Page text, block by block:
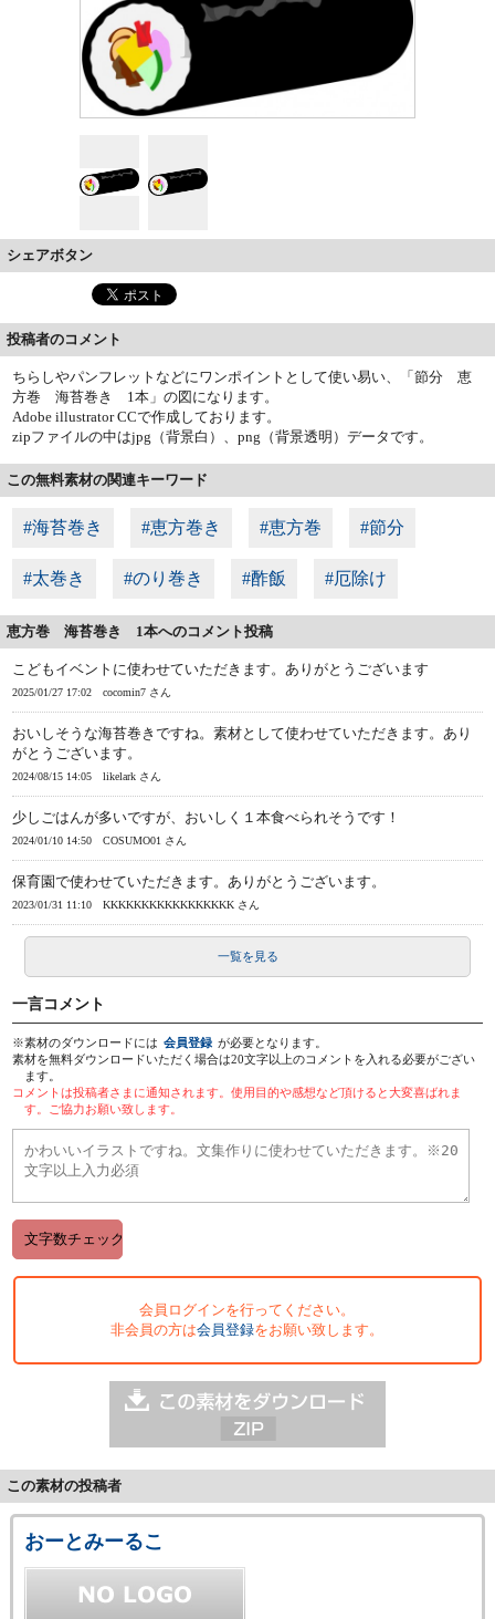
シェアボタン
投稿者のコメント
ちらしやパンフレットなどにワンポイントとして使い易い、「節分 恵
方巻 海苔巻き 1本」の図になります。
Adobe illustrator CCで作成しております。
zipファイルの中はjpg（背景白）、png（背景透明）データです。
この無料素材の関連キーワード
#海苔巻き #恵方巻き #恵方巻 #節分
#太巻き #のり巻き #酢飯 #厄除け
恵方巻 海苔巻き 1本へのコメント投稿
こどもイベントに使わせていただきます。ありがとうございます
2025/01/27 17:02 cocomin7 さん
おいしそうな海苔巻きですね。素材として使わせていただきます。あり
がとうございます。
2024/08/15 14:05 likelark さん
少しごはんが多いですが、おいしく１本食べられそうです！
2024/01/10 14:50 COSUMO01 さん
保育園で使わせていただきます。ありがとうございます。
2023/01/31 11:10 KKKKKKKKKKKKKKKKK さん
一覧を見る
一言コメント
※素材のダウンロードには 会員登録 が必要となります。
素材を無料ダウンロードいただく場合は20文字以上のコメントを入れる必要がござい
ます。
コメントは投稿者さまに通知されます。使用目的や感想など頂けると大変喜ばれま
す。ご協力お願い致します。
会員ログインを行ってください。
非会員の方は会員登録をお願い致します。
この素材の投稿者
おーとみーるこ